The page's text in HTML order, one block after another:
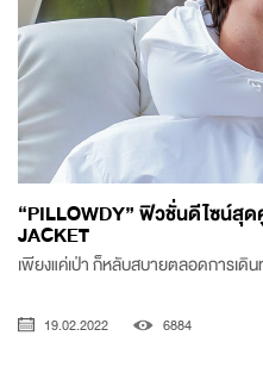
“PILLOWDY” ฟิวชั่นดีไซน์สุด
JACKET
เพียงแค่เป่า ก็หลับสบายตลอดการเดิน
19.02.2022 6884